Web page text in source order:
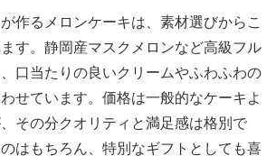
作るメロンケーキは、素材選びからこ
す。静岡産マスクメロンなど高級フル
口当たりの良いクリームやふわふわの
せています。価格は一般的なケーキよ
その分クオリティと満足感は格別で
はもちろん、特別なギフトとしても喜